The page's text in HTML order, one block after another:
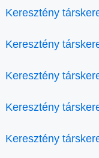
Keresztény
Keresztény
Keresztény
Keresztény
Keresztény